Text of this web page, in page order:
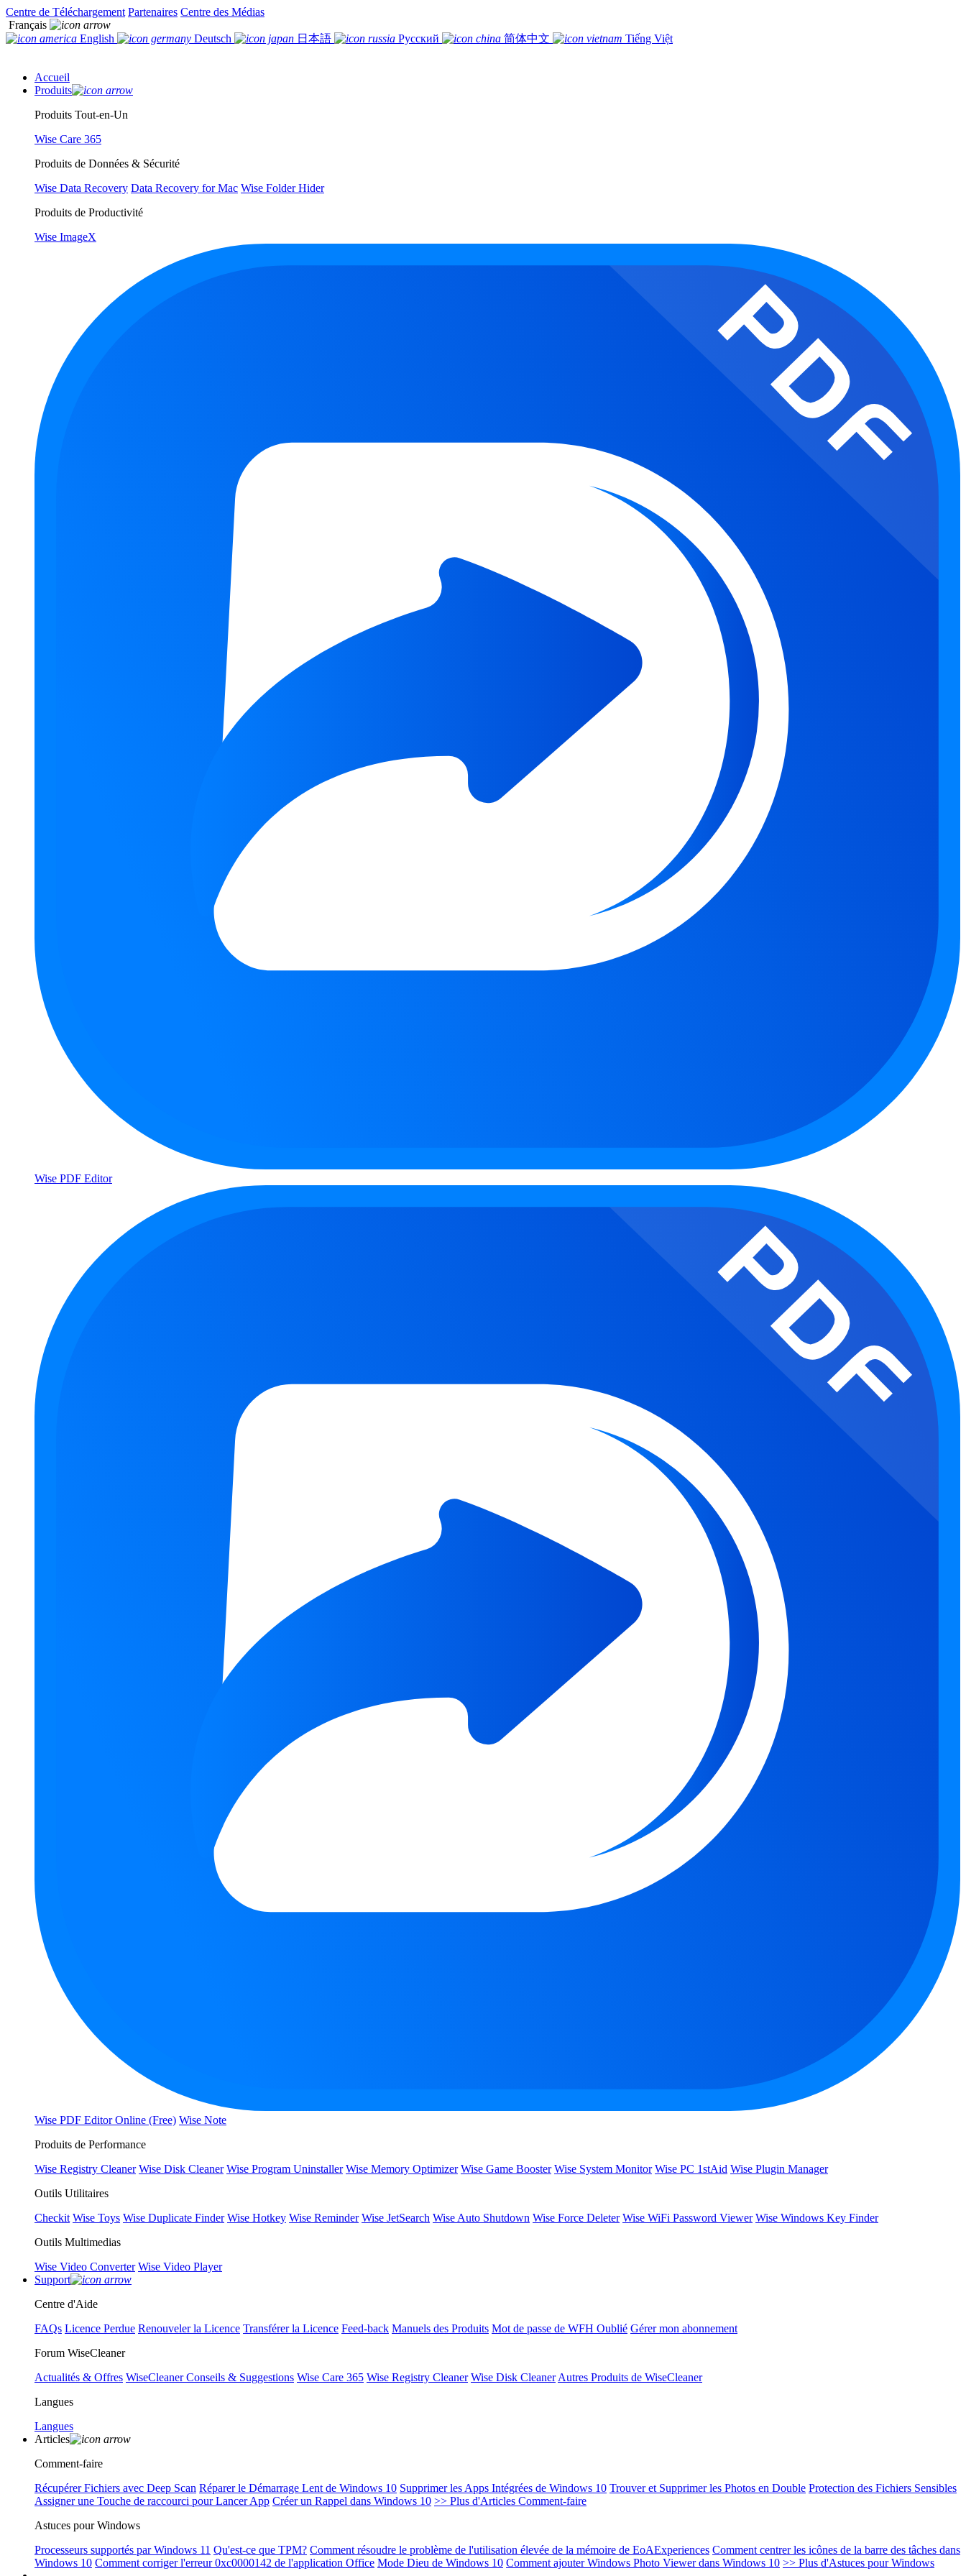
Centre de Téléchargement Partenaires Centre des Médias
Français
English
Deutsch 日本語 Русский 简体中文 Tiếng Việt
Accueil
Produits
Produits Tout-en-Un
Wise Care 365
Produits de Données & Sécurité
Wise Data Recovery Data Recovery for Mac Wise Folder Hider
Produits de Productivité
Wise ImageX
Wise PDF Editor
Wise PDF Editor Online (Free) Wise Note
Produits de Performance
Wise Registry Cleaner Wise Disk Cleaner Wise Program Uninstaller Wise Memory Optimizer Wise Game Booster Wise System Monitor Wise PC 1stAid Wise Plugin Manager
Outils Utilitaires
Checkit Wise Toys Wise Duplicate Finder Wise Hotkey Wise Reminder Wise JetSearch Wise Auto Shutdown Wise Force Deleter Wise WiFi Password Viewer Wise Windows Key Finder
Outils Multimedias
Wise Video Converter Wise Video Player
Support
Centre d'Aide
FAQs Licence Perdue Renouveler la Licence Transférer la Licence Feed-back Manuels des Produits Mot de passe de WFH Oublié Gérer mon abonnement
Forum WiseCleaner
Actualités & Offres WiseCleaner Conseils & Suggestions Wise Care 365 Wise Registry Cleaner Wise Disk Cleaner Autres Produits de WiseCleaner
Langues
Langues
Articles
Comment-faire
Récupérer Fichiers avec Deep Scan Réparer le Démarrage Lent de Windows 10 Supprimer les Apps Intégrées de Windows 10 Trouver et Supprimer les Photos en Double Protection des Fichiers Sensibles
Assigner une Touche de raccourci pour Lancer App Créer un Rappel dans Windows 10 >> Plus d'Articles Comment-faire
Astuces pour Windows
Processeurs supportés par Windows 11 Qu'est-ce que TPM? Comment résoudre le problème de l'utilisation élevée de la mémoire de EoAExperiences Comment centrer les icônes de la barre des tâches dans
Windows 10 Comment corriger l'erreur 0xc0000142 de l'application Office Mode Dieu de Windows 10 Comment ajouter Windows Photo Viewer dans Windows 10 >> Plus d'Astuces pour Windows